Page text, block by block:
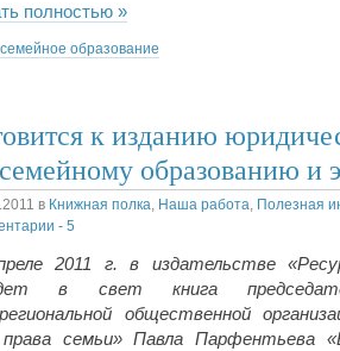
полностью »
семейное образование
к изданию
образованию и
в Книжная полка, Наша работа, Полезная
- 5
2011 г. в издательстве
в свет книга
общественной
семьи» Павла Парфентьева